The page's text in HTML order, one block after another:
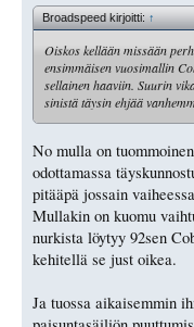
Broadspeed kirjoitti:↑
Oiskos kellään missään
ensimmäisen vuosimallin
sellainen haaviin. Suurin
sinistä täysin ehjää
No mulla on
odottamassa
pitääpä jossain
Mullakin on kuomu
nurkista löytyy 92sen
kehitellä se just oikea.
Ja tuossa aikaisemmin